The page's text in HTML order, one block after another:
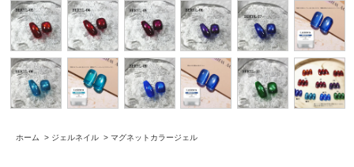
ホーム > ジェルネイル > マグネットカラージェル